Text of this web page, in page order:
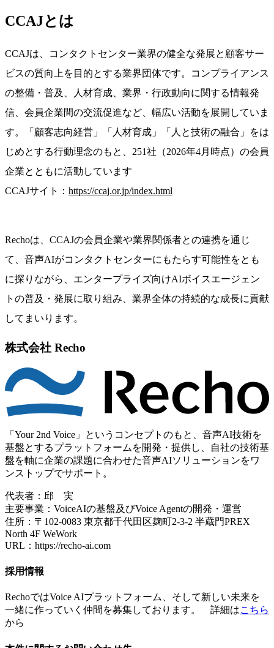
CCAJとは
CCAJは、コンタクトセンター業界の健全な発展と顧客サー
ビスの質向上を目的とする業界団体です。コンプライアンス
の整備・普及、人材育成、業界・行政動向に関する情報発
信、会員企業間の交流促進など、幅広い活動を展開していま
す。「顧客志向経営」「人材育成」「人と技術の融合」をは
じめとする行動理念のもと、251社（2026年4月時点）の会員
企業とともに活動しています
CCAJサイト： https://ccaj.or.jp/index.html
Rechoは、CCAJの会員企業や業界関係者との連携を通じ
て、音声AIがコンタクトセンターにもたらす可能性をとも
に探りながら、エンタープライズ向けAIボイスエージェン
トの普及・発展に取り組み、業界全体の持続的な成長に貢献
してまいります。
株式会社 Recho
「Your 2nd Voice」というコンセプトのもと、音声AI技術を
基盤とするプラットフォームを開発・提供し、自社の技術基
盤を軸に企業の課題に合わせた音声AIソリューションをワ
ンストップでサポート。
代表者：邱 実
主要事業：VoiceAIの基盤及びVoice Agentの開発・運営
住所：〒102-0083 東京都千代田区麹町2-3-2 半蔵門PREX
North 4F WeWork
URL：https://recho-ai.com
採用情報
RechoではVoice AIプラットフォーム、そして新しい未来を
一緒に作っていく仲間を募集しております。 詳細はこちら
から